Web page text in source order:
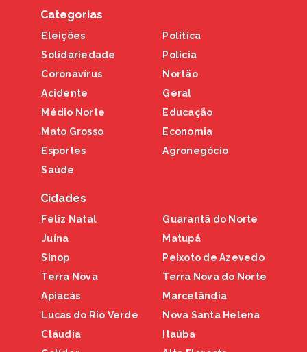
Categorias
Eleições
Solidariedade
Coronavírus
Acidente
Médio Norte
Mato Grosso
Esportes
Saúde
Política
Polícia
Nortão
Geral
Educação
Economia
Agronegócio
Cidades
Feliz Natal
Juína
Sinop
Terra Nova
Apiacás
Lucas do Rio Verde
Cláudia
Guarantã do Norte
Matupá
Peixoto de Azevedo
Terra Nova do Norte
Marcelândia
Nova Santa Helena
Itaúba